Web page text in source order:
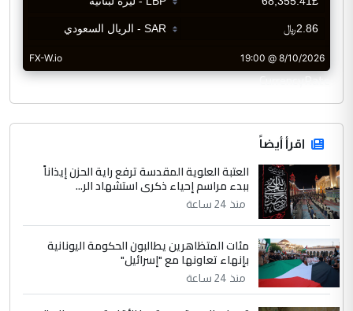
CurrencyRate
اقرأ أيضاً
العتبة العلوية المقدسة ترفع راية الحزن إيذاناً
ببدء مراسم إحياء ذكرى استشهاد الر...
منذ 24 ساعة
مئات المتظاهرين يطالبون الحكومة اليونانية
بإنهاء تعاونها مع "إسرائيل"
منذ 24 ساعة